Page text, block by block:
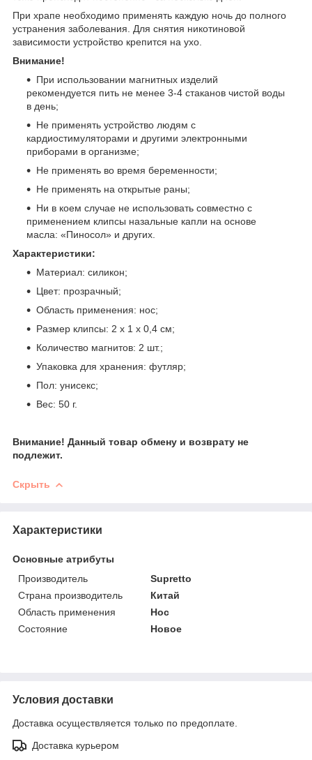
При храпе необходимо применять каждую ночь до полного
устранения заболевания. Для снятия никотиновой
зависимости устройство крепится на ухо.
Внимание!
При использовании магнитных изделий
рекомендуется пить не менее 3-4 стаканов чистой воды
в день;
Не применять устройство людям с
кардиостимуляторами и другими электронными
приборами в организме;
Не применять во время беременности;
Не применять на открытые раны;
Ни в коем случае не использовать совместно с
применением клипсы назальные капли на основе
масла: «Пиносол» и других.
Характеристики:
Материал: силикон;
Цвет: прозрачный;
Область применения: нос;
Размер клипсы: 2 х 1 х 0,4 см;
Количество магнитов: 2 шт.;
Упаковка для хранения: футляр;
Пол: унисекс;
Вес: 50 г.
Внимание! Данный товар обмену и возврату не
подлежит.
Скрыть
Характеристики
Основные атрибуты
Производитель
Supretto
Страна производитель
Китай
Область применения
Нос
Состояние
Новое
Условия доставки
Доставка осуществляется только по предоплате.
Доставка курьером